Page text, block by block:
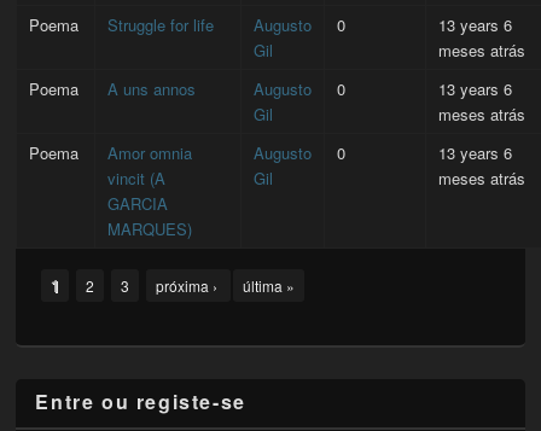
Poema
Struggle for life
Augusto
Gil
0
13 years 6
meses atrás
Poema
A uns annos
Augusto
Gil
0
13 years 6
meses atrás
Poema
Amor omnia
vincit (A
GARCIA
MARQUES)
Augusto
Gil
0
13 years 6
meses atrás
Pages
1 2 3 próxima › última »
Entre ou registe-se